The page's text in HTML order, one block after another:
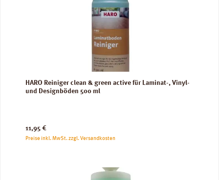
HARO Reiniger clean & green active für Laminat-, Vinyl-
und Designböden 500 ml
Regulärer Preis:
11,95 €
Preise inkl. MwSt. zzgl. Versandkosten